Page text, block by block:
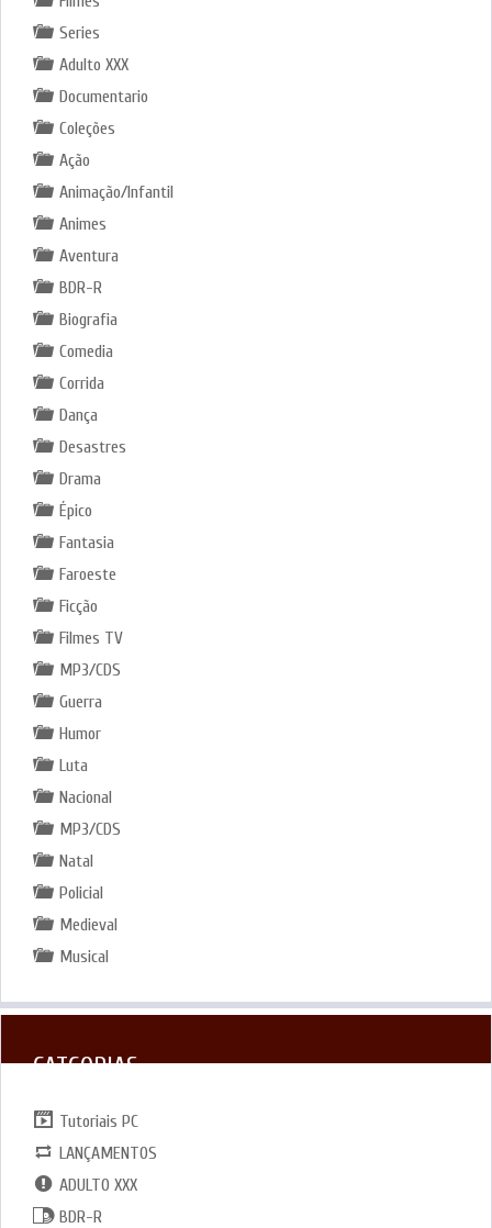
Series
Adulto XXX
Documentario
Coleções
Ação
Animação/Infantil
Animes
Aventura
BDR-R
Biografia
Comedia
Corrida
Dança
Desastres
Drama
Épico
Fantasia
Faroeste
Ficção
Filmes TV
MP3/CDS
Guerra
Humor
Luta
Nacional
MP3/CDS
Natal
Policial
Medieval
Musical
CATGORIAS
Tutoriais PC
LANÇAMENTOS
ADULTO XXX
BDR-R